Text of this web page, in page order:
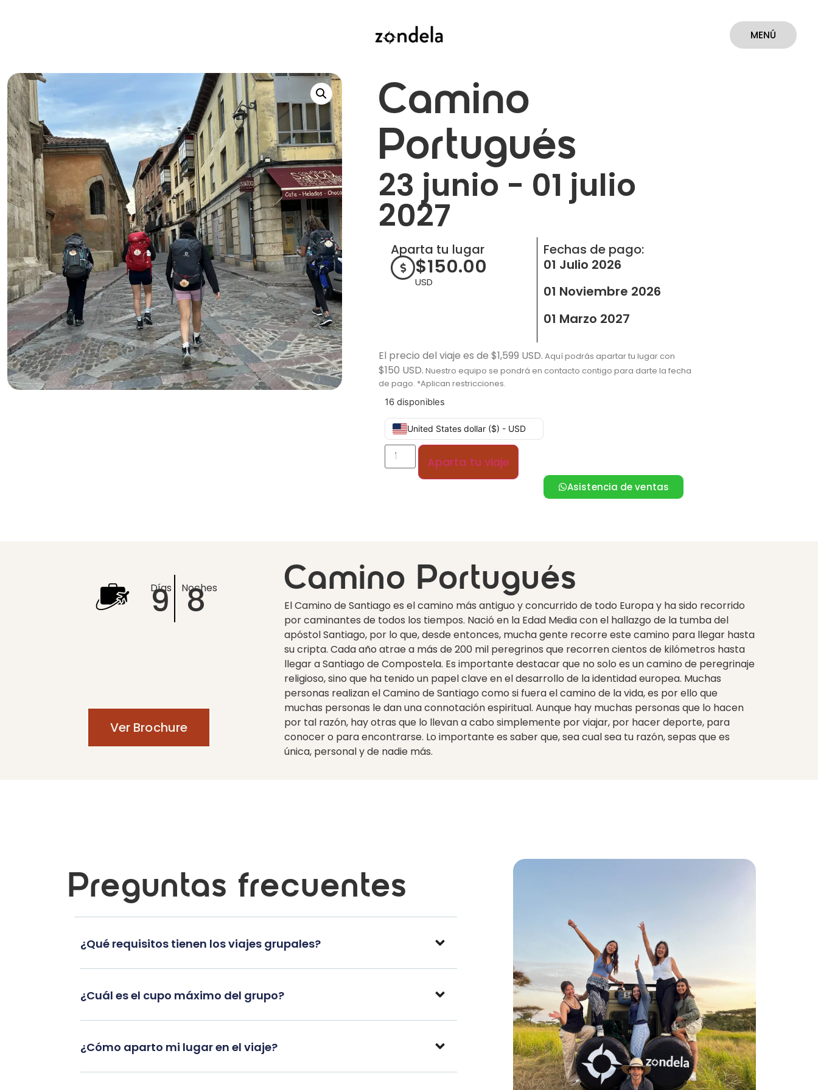
MENÚ
Camino
Portugués
23 junio - 01 julio
2027
Aparta tu lugar
$150.00
USD
Fechas de pago:
01 Julio 2026
01 Noviembre 2026
01 Marzo 2027
El precio del viaje es de $1,599 USD. Aquí podrás apartar tu lugar con
$150 USD. Nuestro equipo se pondrá en contacto contigo para darte la fecha
de pago. *Aplican restricciones.
16 disponibles
United States dollar ($) - USD
Aparta tu viaje
Asistencia de ventas
Días
9 Noches
8
Ver Brochure
Camino Portugués
El Camino de Santiago es el camino más antiguo y concurrido de todo Europa y ha sido recorrido
por caminantes de todos los tiempos. Nació en la Edad Media con el hallazgo de la tumba del
apóstol Santiago, por lo que, desde entonces, mucha gente recorre este camino para llegar hasta
su cripta. Cada año atrae a más de 200 mil peregrinos que recorren cientos de kilómetros hasta
llegar a Santiago de Compostela. Es importante destacar que no solo es un camino de peregrinaje
religioso, sino que ha tenido un papel clave en el desarrollo de la identidad europea. Muchas
personas realizan el Camino de Santiago como si fuera el camino de la vida, es por ello que
muchas personas le dan una connotación espiritual. Aunque hay muchas personas que lo hacen
por tal razón, hay otras que lo llevan a cabo simplemente por viajar, por hacer deporte, para
conocer o para encontrarse. Lo importante es saber que, sea cual sea tu razón, sepas que es
única, personal y de nadie más.
Preguntas frecuentes
¿Qué requisitos tienen los viajes grupales?
¿Cuál es el cupo máximo del grupo?
¿Cómo aparto mi lugar en el viaje?